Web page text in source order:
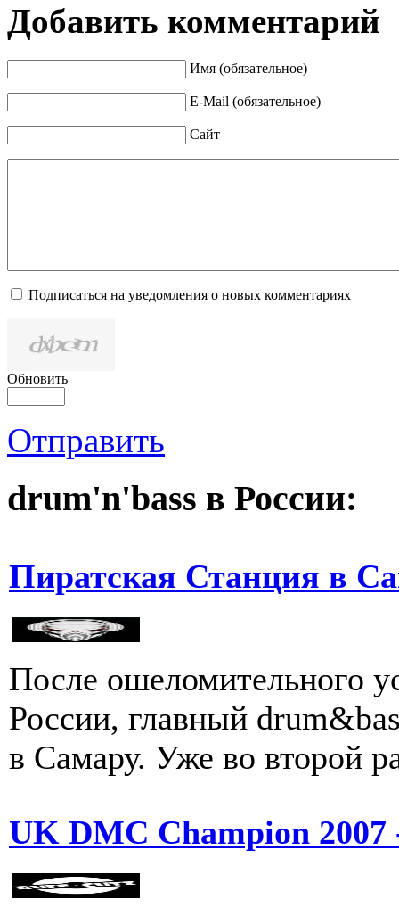
Добавить комментарий
Имя (обязательное)
E-Mail (обязательное)
Сайт
Подписаться на уведомления о новых комментариях
Обновить
Отправить
drum'n'bass в России:
Пиратская Станция в
После ошеломительного
России, главный
в Самару. Уже во второй
UK DMC Champion